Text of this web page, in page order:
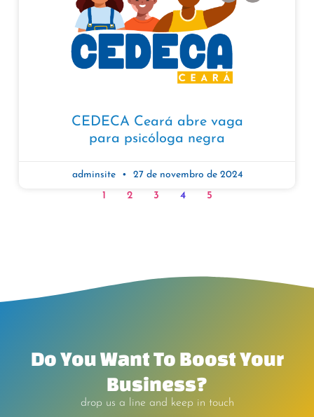
CEDECA Ceará abre vaga
para psicóloga negra
adminsite
27 de novembro de 2024
1
2 3 4 5
Do You Want To Boost Your
Business?
drop us a line and keep in touch